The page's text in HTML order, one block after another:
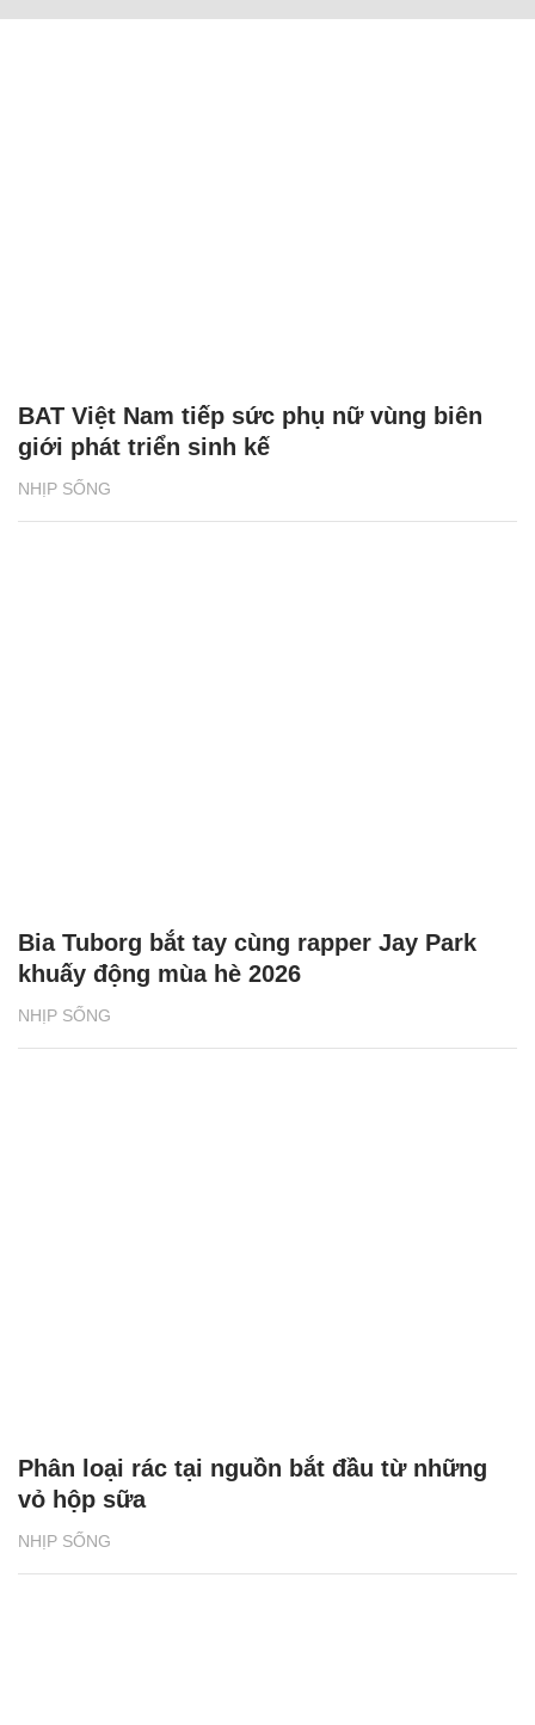
NHỊP SỐNG
BAT Việt Nam tiếp sức phụ nữ vùng biên
giới phát triển sinh kế
NHỊP SỐNG
Bia Tuborg bắt tay cùng rapper Jay Park
khuấy động mùa hè 2026
NHỊP SỐNG
Phân loại rác tại nguồn bắt đầu từ những
vỏ hộp sữa